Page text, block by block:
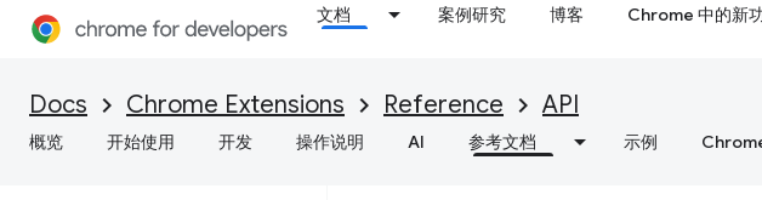
文档 案例研究 博客 Chrome 中的新
Docs Chrome Extensions Reference API
概览 开始使用 开发 操作说明 AI 参考文档 示例